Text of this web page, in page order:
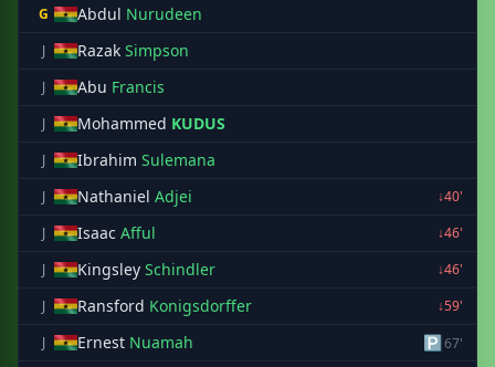
G Abdul Nurudeen
J Razak Simpson
J Abu Francis
J Mohammed KUDUS
J Ibrahim Sulemana
J Nathaniel Adjei
↓40'
J
Isaac Afful
↓46'
J
Kingsley Schindler
↓46'
J
Ransford Konigsdorffer
↓59'
J
Ernest Nuamah 🅿67'